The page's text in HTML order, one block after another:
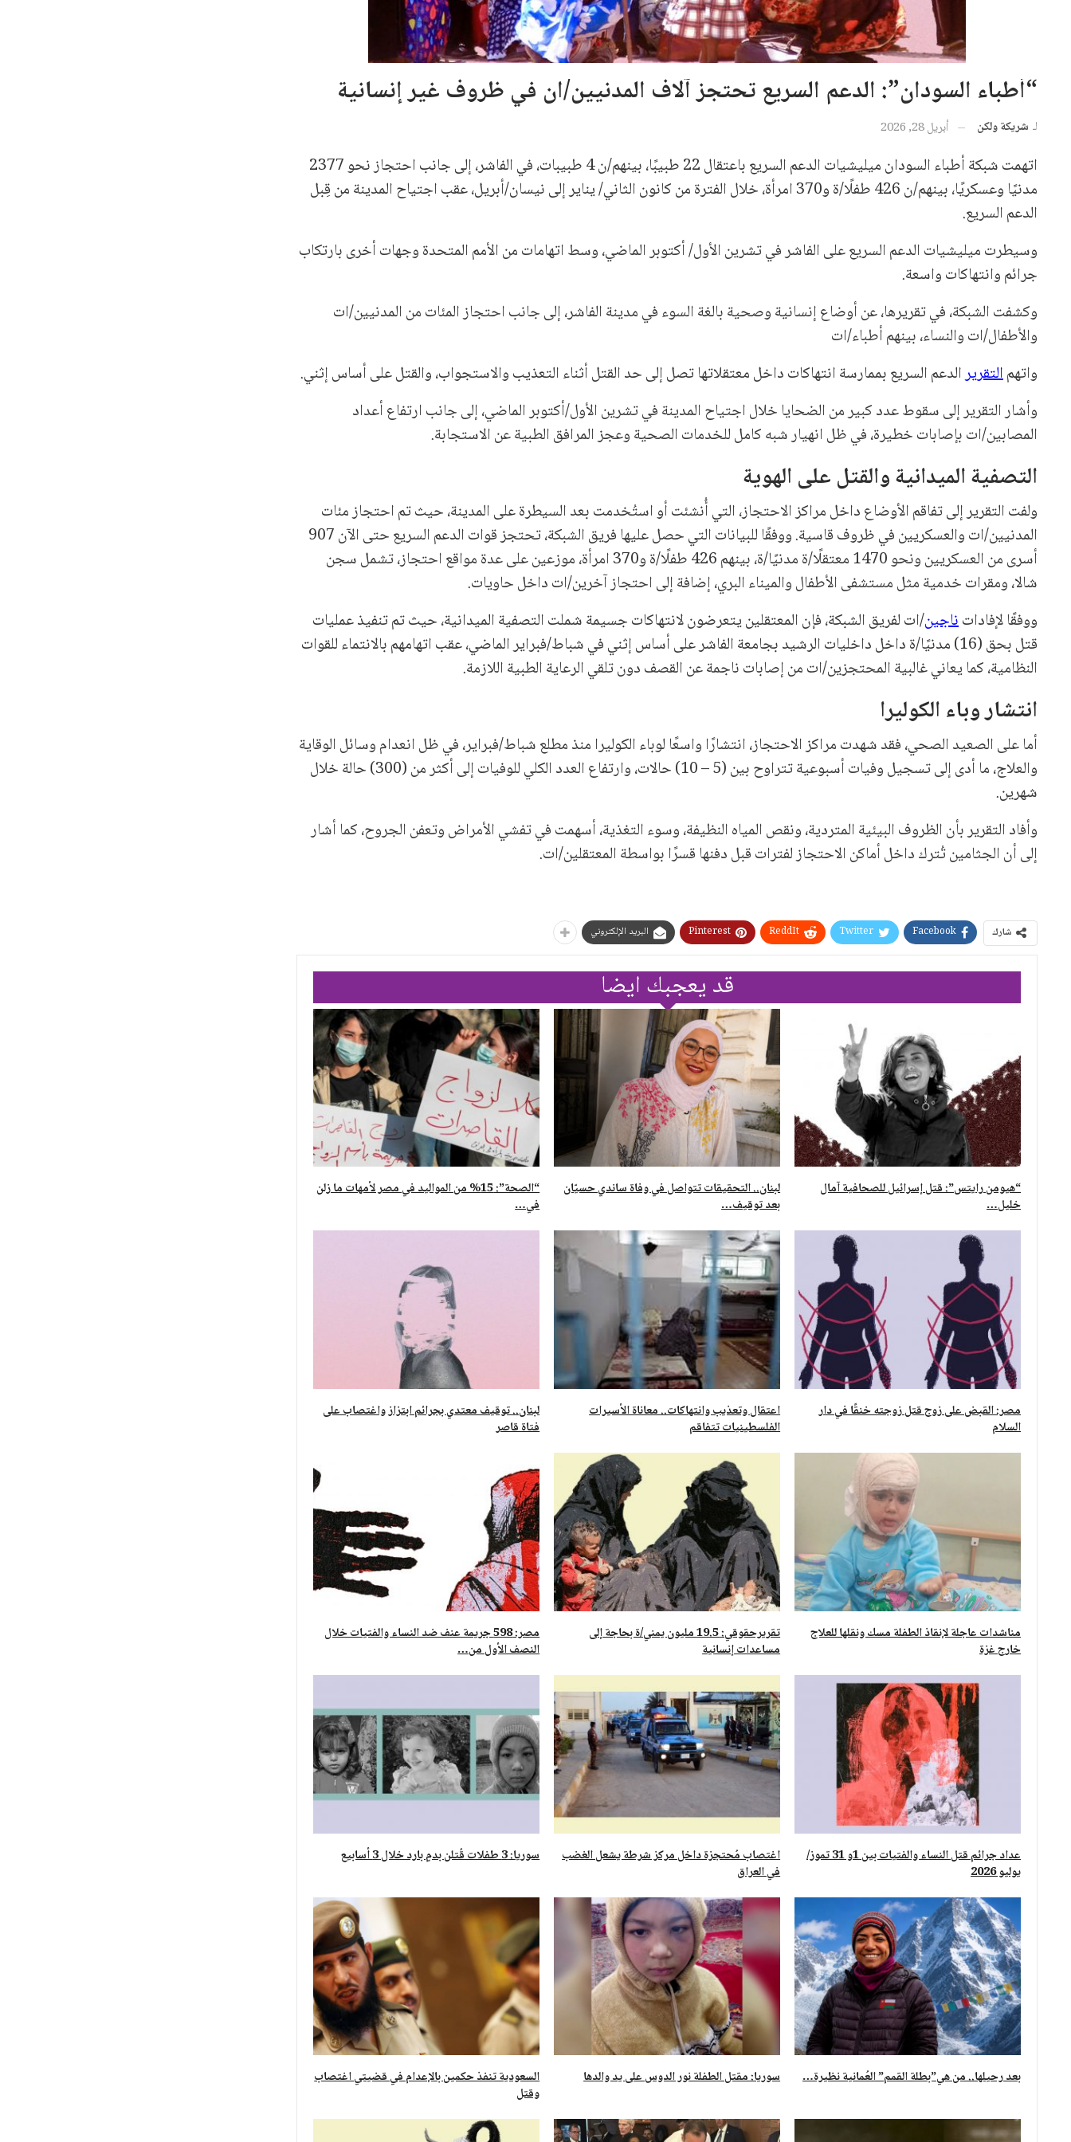
“أطباء السودان”: الدعم السريع تحتجز آلاف المدنيين/ان في ظروف غير إنسانية
لـ شريكة ولكن أبريل 28, 2026
اتهمت شبكة أطباء السودان ميليشيات الدعم السريع باعتقال 22 طبيبًا، بينهم/ن 4 طبيبات، في الفاشر، إلى جانب احتجاز نحو 2377
مدنيًا وعسكريًا، بينهم/ن 426 طفلًا/ة و370 امرأة، خلال الفترة من كانون الثاني/ يناير إلى نيسان/أبريل، عقب اجتياح المدينة من قِبل
الدعم السريع.
وسيطرت ميليشيات الدعم السريع على الفاشر في تشرين الأول/ أكتوبر الماضي، وسط اتهامات من الأمم المتحدة وجهات أخرى بارتكاب
جرائم وانتهاكات واسعة.
وكشفت الشبكة، في تقريرها، عن أوضاع إنسانية وصحية بالغة السوء في مدينة الفاشر، إلى جانب احتجاز المئات من المدنيين/ات
والأطفال/ات والنساء، بينهم أطباء/ات
واتهمالتقريرالدعم السريع بممارسة انتهاكات داخل معتقلاتها تصل إلى حد القتل أثناء التعذيب والاستجواب، والقتل على أساس إثني.
وأشار التقرير إلى سقوط عدد كبير من الضحايا خلال اجتياح المدينة في تشرين الأول/أكتوبر الماضي، إلى جانب ارتفاع أعداد
المصابين/ات بإصابات خطيرة، في ظل انهيار شبه كامل للخدمات الصحية وعجز المرافق الطبية عن الاستجابة.
التصفية الميدانية والقتل على الهوية
ولفت التقرير إلى تفاقم الأوضاع داخل مراكز الاحتجاز، التي أُنشئت أو استُخدمت بعد السيطرة على المدينة، حيث تم احتجاز مئات
المدنيين/ات والعسكريين في ظروف قاسية. ووفقًا للبيانات التي حصل عليها فريق الشبكة، تحتجز قوات الدعم السريع حتى الآن 907
أسرى من العسكريين ونحو 1470 معتقلًا/ة مدنيًا/ة، بينهم 426 طفلًا/ة و370 امرأة، موزعين على عدة مواقع احتجاز، تشمل سجن
شالا، ومقرات خدمية مثل مستشفى الأطفال والميناء البري، إضافة إلى احتجاز آخرين/ات داخل حاويات.
ووفقًا لإفاداتناجين/ات لفريق الشبكة، فإن المعتقلين يتعرضون لانتهاكات جسيمة شملت التصفية الميدانية، حيث تم تنفيذ عمليات
قتل بحق (16) مدنيًا/ة داخل داخليات الرشيد بجامعة الفاشر على أساس إثني في شباط/فبراير الماضي، عقب اتهامهم بالانتماء للقوات
النظامية، كما يعاني غالبية المحتجزين/ات من إصابات ناجمة عن القصف دون تلقي الرعاية الطبية اللازمة.
انتشار وباء الكوليرا
أما على الصعيد الصحي، فقد شهدت مراكز الاحتجاز، انتشارًا واسعًا لوباء الكوليرا منذ مطلع شباط/فبراير، في ظل انعدام وسائل الوقاية
والعلاج، ما أدى إلى تسجيل وفيات أسبوعية تتراوح بين (5 – 10) حالات، وارتفاع العدد الكلي للوفيات إلى أكثر من (300) حالة خلال
شهرين.
وأفاد التقرير بأن الظروف البيئية المتردية، ونقص المياه النظيفة، وسوء التغذية، أسهمت في تفشي الأمراض وتعفن الجروح، كما أشار
إلى أن الجثامين تُترك داخل أماكن الاحتجاز لفترات قبل دفنها قسرًا بواسطة المعتقلين/ات.
شارك Facebook
Twitter
ReddIt
Pinterest البريد الإلكتروني
قد يعجبك ايضا
“هيومن رايتس”: قتل إسرائيل للصحافية آمال
خليل…
لبنان.. التحقيقات تتواصل في وفاة ساندي حسيّان
بعد توقيف…
“الصحة”: 15% من المواليد في مصر لأمهات ما زلن
في…
مصر: القبض على زوج قتل زوجته خنقًا في دار
السلام
اعتقال وتعذيب وانتهاكات.. معاناة الأسيرات
الفلسطينيات تتفاقم
لبنان.. توقيف معتدي بجرائم ابتزاز واغتصاب على
فتاة قاصر
مناشدات عاجلة لإنقاذ الطفلة مسك ونقلها للعلاج
خارج غزة
تقريرحقوقي: 19.5 مليون يمني/ة بحاجة إلى
مساعدات إنسانية
مصر: 598 جريمة عنف ضد النساء والفتيات خلال
النصف الأول من…
عداد جرائم قتل النساء والفتيات بين 1و 31 تموز/
يوليو 2026
اغتصاب مُحتجزة داخل مركز شرطة يشعل الغضب
في العراق
سوريا: 3 طفلات قُتلن بدمٍ بارد خلال 3 أسابيع
بعد رحيلها.. من هي”بطلة القمم” العُمانية نظيرة… سوريا: مقتل الطفلة نور الدوس على يد والدها
السعودية تنفذ حكمين بالإعدام في قضيتي اغتصاب
وقتل